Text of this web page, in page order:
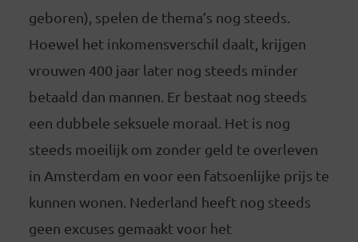
geboren), spelen de thema’s nog steeds.
Hoewel het inkomensverschil daalt, krijgen
vrouwen 400 jaar later nog steeds minder
betaald dan mannen. Er bestaat nog steeds
een dubbele seksuele moraal. Het is nog
steeds moeilijk om zonder geld te overleven
in Amsterdam en voor een fatsoenlijke prijs te
kunnen wonen. Nederland heeft nog steeds
geen excuses gemaakt voor het